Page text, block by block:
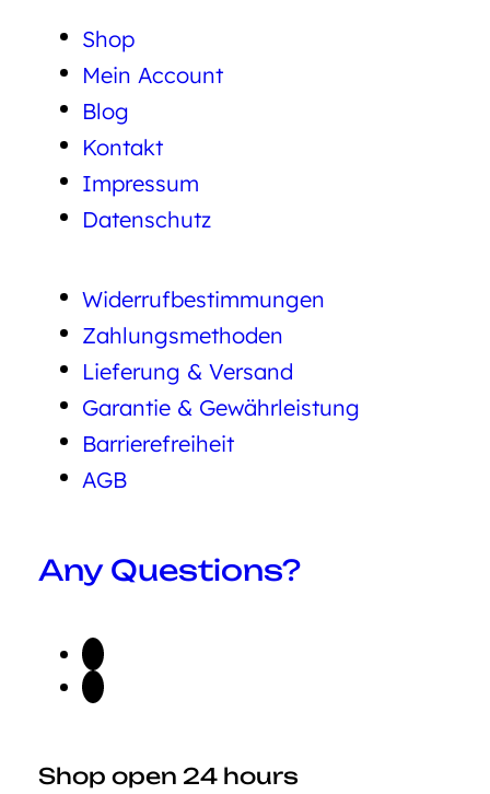
Shop
Mein Account
Blog
Kontakt
Impressum
Datenschutz
Widerrufbestimmungen
Zahlungsmethoden
Lieferung & Versand
Garantie & Gewährleistung
Barrierefreiheit
AGB
Any Questions?
Shop open 24 hours